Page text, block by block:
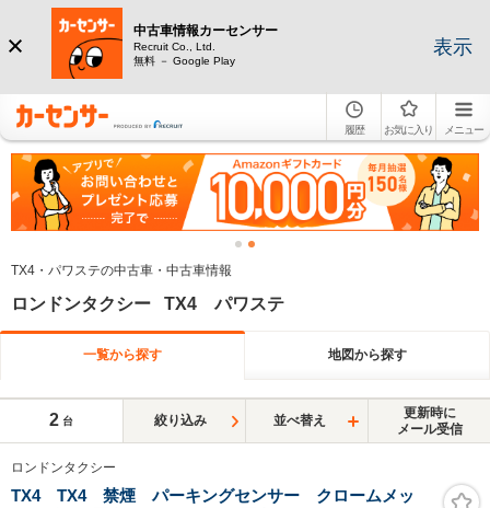
中古車情報カーセンサー
Recruit Co., Ltd.
無料 － Google Play
表示
履歴 お気に入り メニュー
TX4・パワステの中古車・中古車情報
ロンドンタクシー TX4 パワステ
一覧から探す 地図から探す
2 台 絞り込み 並べ替え
更新時に
メール受信
ロンドンタクシー
TX4 TX4 禁煙 パーキングセンサー クロームメッ